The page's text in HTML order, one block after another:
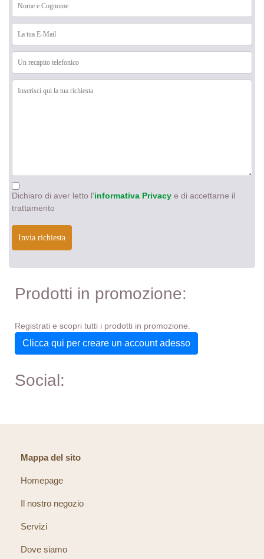
Dichiaro di aver letto l'informativa Privacy e di accettarne il
trattamento
Invia richiesta
Prodotti in promozione:
Registrati e scopri tutti i prodotti in promozione.
Clicca qui per creare un account adesso
Social:
Mappa del sito
Homepage
Il nostro negozio
Servizi
Dove siamo